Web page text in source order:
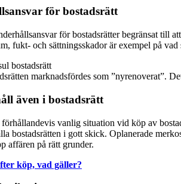
för bostadsrätt
för bostadsrätter begränsat till
fukt- och sättningsskador är exempel på vad
marknadsfördes som ”nyrenoverat”.
även i bostadsrätt
vanlig situation vid köp av
bostadsrätten i gott skick. Oplanerade
affären på rätt grunder.
köp, vad gäller?